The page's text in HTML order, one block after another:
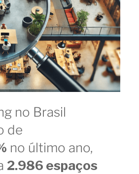
no Brasil
de
no último ano,
2.986 espaços